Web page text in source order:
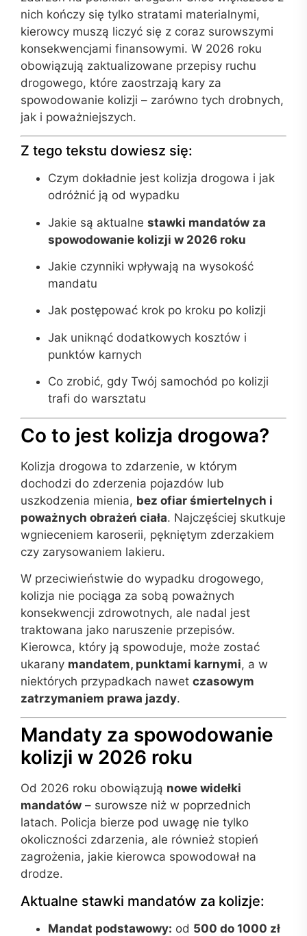
nich kończy się tylko stratami materialnymi,
kierowcy muszą liczyć się z coraz surowszymi
konsekwencjami finansowymi. W 2026 roku
obowiązują zaktualizowane przepisy ruchu
drogowego, które zaostrzają kary za
spowodowanie kolizji – zarówno tych drobnych,
jak i poważniejszych.
Z tego tekstu dowiesz się:
Czym dokładnie jest kolizja drogowa i jak
odróżnić ją od wypadku
Jakie są aktualne stawki mandatów za
spowodowanie kolizji w 2026 roku
Jakie czynniki wpływają na wysokość
mandatu
Jak postępować krok po kroku po kolizji
Jak uniknąć dodatkowych kosztów i
punktów karnych
Co zrobić, gdy Twój samochód po kolizji
trafi do warsztatu
Co to jest kolizja drogowa?
Kolizja drogowa to zdarzenie, w którym
dochodzi do zderzenia pojazdów lub
uszkodzenia mienia, bez ofiar śmiertelnych i
poważnych obrażeń ciała. Najczęściej skutkuje
wgnieceniem karoserii, pękniętym zderzakiem
czy zarysowaniem lakieru.
W przeciwieństwie do wypadku drogowego,
kolizja nie pociąga za sobą poważnych
konsekwencji zdrowotnych, ale nadal jest
traktowana jako naruszenie przepisów.
Kierowca, który ją spowoduje, może zostać
ukarany mandatem, punktami karnymi, a w
niektórych przypadkach nawet czasowym
zatrzymaniem prawa jazdy.
Mandaty za spowodowanie
kolizji w 2026 roku
Od 2026 roku obowiązują nowe widełki
mandatów – surowsze niż w poprzednich
latach. Policja bierze pod uwagę nie tylko
okoliczności zdarzenia, ale również stopień
zagrożenia, jakie kierowca spowodował na
drodze.
Aktualne stawki mandatów za kolizje:
Mandat podstawowy: od 500 do 1000 zł